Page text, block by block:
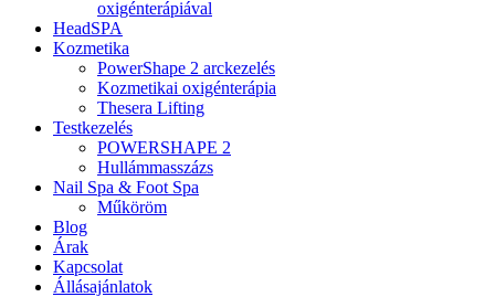
oxigénterápiával
HeadSPA
Kozmetika
PowerShape 2 arckezelés
Kozmetikai oxigénterápia
Thesera Lifting
Testkezelés
POWERSHAPE 2
Hullámmasszázs
Nail Spa & Foot Spa
Műköröm
Blog
Árak
Kapcsolat
Állásajánlatok